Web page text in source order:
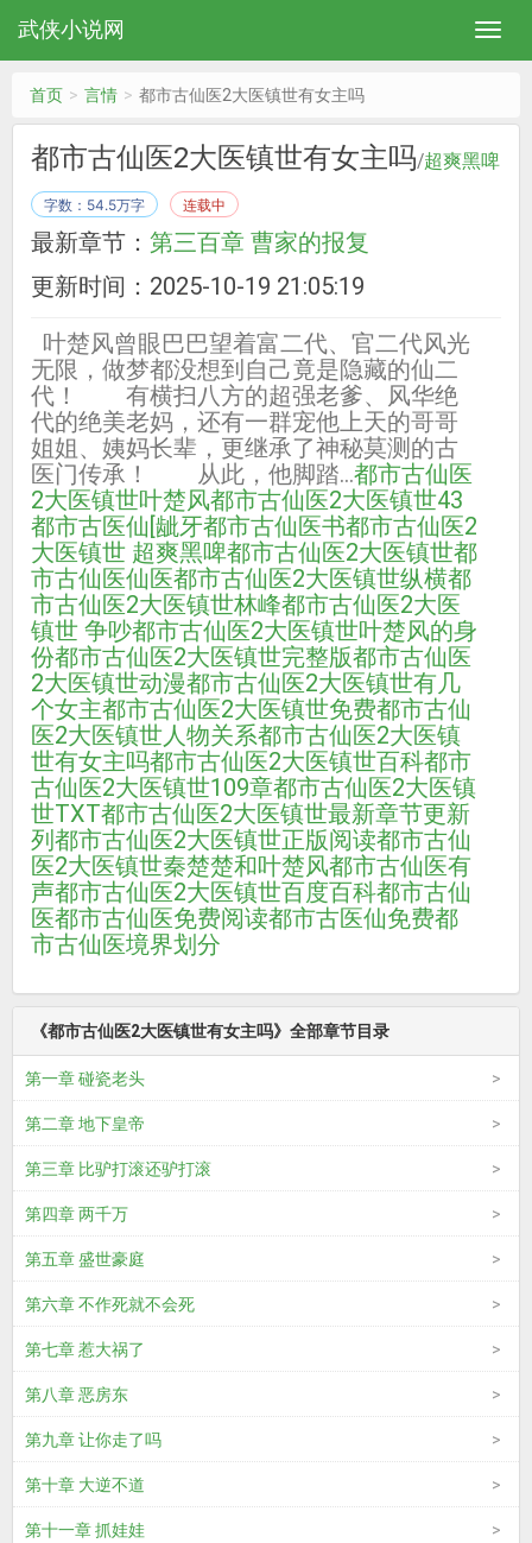
武侠小说网
首页 言情 都市古仙医2大医镇世有女主吗
都市古仙医2大医镇世有女主吗/超爽黑啤
字数：54.5万字 连载中
最新章节： 第三百章 曹家的报复
更新时间：2025-10-19 21:05:19
叶楚风曾眼巴巴望着富二代、官二代风光
无限，做梦都没想到自己竟是隐藏的仙二
代！ 有横扫八方的超强老爹、风华绝
代的绝美老妈，还有一群宠他上天的哥哥
姐姐、姨妈长辈，更继承了神秘莫测的古
医门传承！ 从此，他脚踏…都市古仙医
2大医镇世叶楚风都市古仙医2大医镇世43
都市古医仙[龇牙都市古仙医书都市古仙医2
大医镇世 超爽黑啤都市古仙医2大医镇世都
市古仙医仙医都市古仙医2大医镇世纵横都
市古仙医2大医镇世林峰都市古仙医2大医
镇世 争吵都市古仙医2大医镇世叶楚风的身
份都市古仙医2大医镇世完整版都市古仙医
2大医镇世动漫都市古仙医2大医镇世有几
个女主都市古仙医2大医镇世免费都市古仙
医2大医镇世人物关系都市古仙医2大医镇
世有女主吗都市古仙医2大医镇世百科都市
古仙医2大医镇世109章都市古仙医2大医镇
世TXT都市古仙医2大医镇世最新章节更新
列 都市古仙医2大医镇世正版阅读都市古仙
医2大医镇世秦楚楚和叶楚风都市古仙医有
声都市古仙医2大医镇世百度百科都市古仙
医都市古仙医免费阅读都市古医仙免费都
市古仙医境界划分
《都市古仙医2大医镇世有女主吗》全部章节目录
第一章 碰瓷老头
第二章 地下皇帝
第三章 比驴打滚还驴打滚
第四章 两千万
第五章 盛世豪庭
第六章 不作死就不会死
第七章 惹大祸了
第八章 恶房东
第九章 让你走了吗
第十章 大逆不道
第十一章 抓娃娃